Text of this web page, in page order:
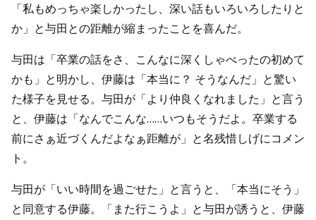
「私もめっちゃ楽しかったし、深い話もいろいろしたりと
か」と与田との距離が縮まったことを喜んだ。
与田は「卒業の話をさ、こんなに深くしゃべったの初めて
かも」と明かし、伊藤は「本当に？ そうなんだ」と驚い
た様子を見せる。与田が「より仲良くなれました」と言う
と、伊藤は「なんでこんな……いつもそうだよ。卒業する
前にさぁ近づくんだよなぁ距離が」と名残惜しげにコメン
ト。
与田が「いい時間を過ごせた」と言うと、「本当にそう」
と同意する伊藤。「また行こうよ」と与田が誘うと、伊藤